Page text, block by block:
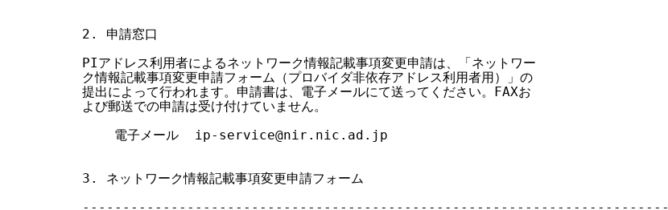
2. 申請窓口
PIアドレス利用者によるネットワーク情報記載事項変更申請は、「ネットワー
ク情報記載事項変更申請フォーム（プロバイダ非依存アドレス利用者用）」の
提出によって行われます。申請書は、電子メールにて送ってください。FAXお
よび郵送での申請は受け付けていません。
    電子メール  ip-service@nir.nic.ad.jp
3. ネットワーク情報記載事項変更申請フォーム